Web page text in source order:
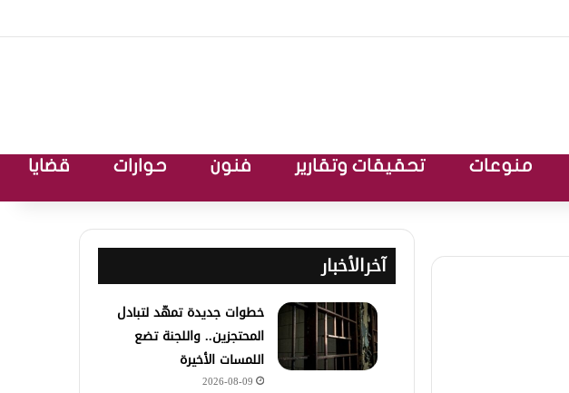
منوعات تحقيقات وتقارير فنون حوارات قضايا
آخرالأخبار
خطوات جديدة تمهّد لتبادل
المحتجزين.. واللجنة تضع
اللمسات الأخيرة
2026-08-09